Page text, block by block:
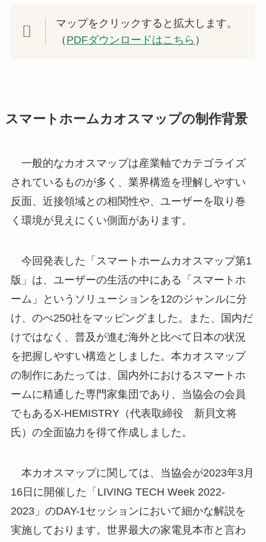
マップをクリックすると拡大します。
（ PDFダウンロードはこちら ）
スマートホームカオスマップの制作背景
一般的なカオスマップは産業軸でカテゴライズ
されているものが多く、業界構造を理解しやすい
反面、近接領域との相関性や、ユーザーを取り巻
く環境が見えにくい側面があります。
今回発表した「スマートホームカオスマップ第1
版」は、ユーザーの生活の中にある「スマートホ
ーム」というソリューションを12のジャンルに分
け、のべ250社をマッピングました。また、国内だ
けではなく、普及が進む海外と比べて日本の状況
を把握しやすい構造としました。本カオスマップ
の制作にあたっては、国内外におけるスマートホ
ームに精通した専門家集団であり、当協会の会員
でもあるX-HEMISTRY（代表取締役 新貝文将
氏）の全面協力を得て作成しました。
本カオスマップに関しては、当協会が2023年3月
16日に開催した「LIVING TECH Week 2022-
2023」のDAY-1セッションにおいて細かな解説を
実施しております。世界最大の家電見本市と言わ